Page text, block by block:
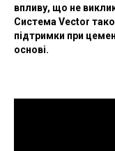
впливу, що не
Система Vector
підтримки при
основі.